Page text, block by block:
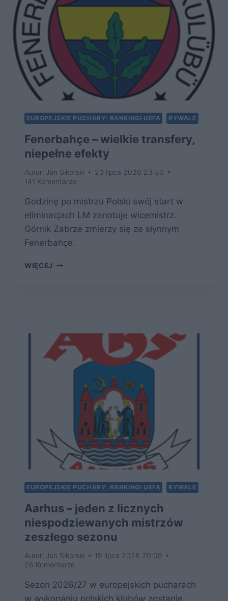
EUROPEJSKIE PUCHARY; RANKINGI UEFA RYWALE
Fenerbahçe – wielkie transfery,
niepełne efekty
Autor: Jan Sikorski
20 lipca 2026 23:30
141 Komentarze
Godzinę po mistrzu Polski swój start w
eliminacjach LM zanotuje wicemistrz.
Górnik Zabrze zmierzy się ze słynnym
Fenerbahçe.
WIĘCEJ FENERBAHÇE
EUROPEJSKIE PUCHARY; RANKINGI UEFA RYWALE
Aarhus – jeden z licznych
niespodziewanych mistrzów
zeszłego sezonu
Autor: Jan Sikorski
19 lipca 2026 20:00
26 Komentarze
Sezon 2026/27 w europejskich pucharach
w wykonaniu polskich klubów zostanie